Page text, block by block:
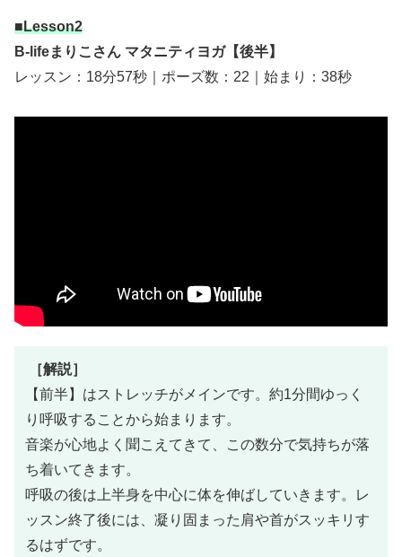
■Lesson2
B-lifeまりこさん マタニティヨガ【後半】
レッスン：18分57秒｜ポーズ数：22｜始まり：38秒
［解説］
【前半】はストレッチがメインです。 約1分間ゆっく
り呼吸することから始まります。
音楽が心地よく聞こえてきて、この数分で気持ちが落
ち着いてきます。
呼吸の後は上半身を中心に体を伸ばしていきます。
レ
ッスン終了後には、凝り固まった肩や首がスッキリす
るはずです。